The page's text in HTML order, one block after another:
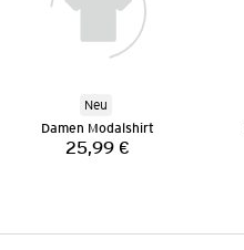
Neu
Damen Modalshirt
Preis:
25,99 €